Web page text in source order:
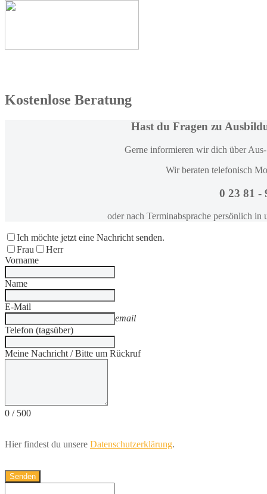
Kostenlose Beratung
Hast du Fragen zu
Gerne informieren wir dich über
Wir beraten telefonisch
0 23 81 -
oder nach Terminabsprache persönlich
Ich möchte jetzt eine Nachricht senden.
Frau
Herr
Vorname
Name
E-Mail
email
Telefon (tagsüber)
Meine Nachricht / Bitte um Rückruf
0 / 500
Hier findest du unsere Datenschutzerklärung.
Senden